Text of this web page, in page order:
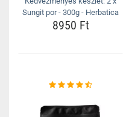
Sungit por - 300g - Herbatica
8950 Ft